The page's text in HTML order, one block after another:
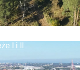
I i II